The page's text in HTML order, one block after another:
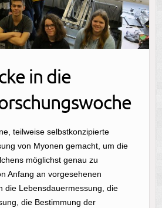
in die
teilweise selbstkonzipierte
von Myonen gemacht, um die
möglichst genau zu
Anfang an vorgesehenen
die Lebensdauermessung, die
die Bestimmung der